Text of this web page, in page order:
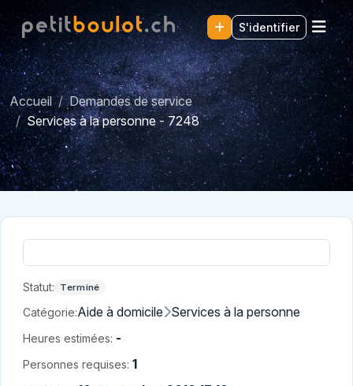
S'identifier
Accueil
Demandes de service
Services à la personne - 7248
Statut: Terminé
Catégorie:Aide à domicile Services à la personne
Heures estimées: -
Personnes requises: 1